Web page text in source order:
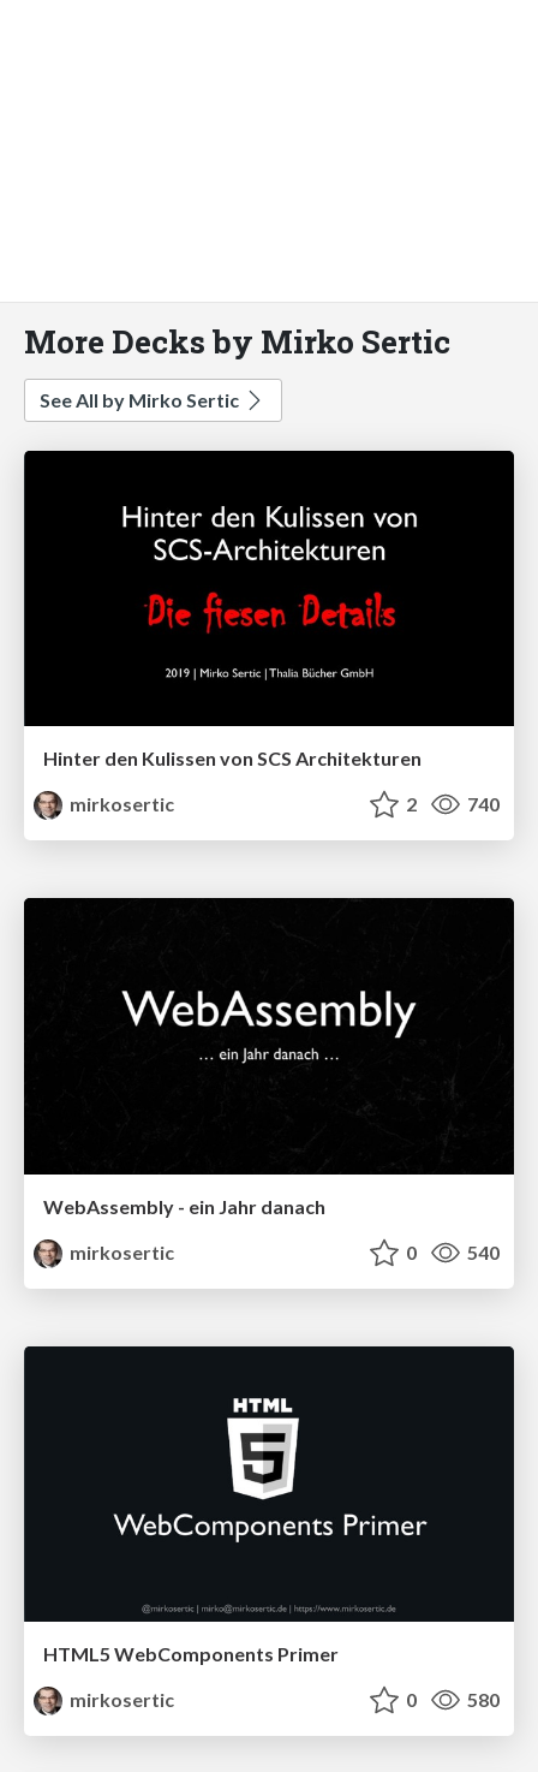
More Decks by Mirko Sertic
See All by Mirko Sertic
Hinter den Kulissen von SCS Architekturen
mirkosertic
2 740
WebAssembly - ein Jahr danach
mirkosertic
0 540
HTML5 WebComponents Primer
mirkosertic
0 580